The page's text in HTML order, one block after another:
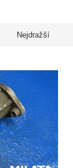
Nejdražší